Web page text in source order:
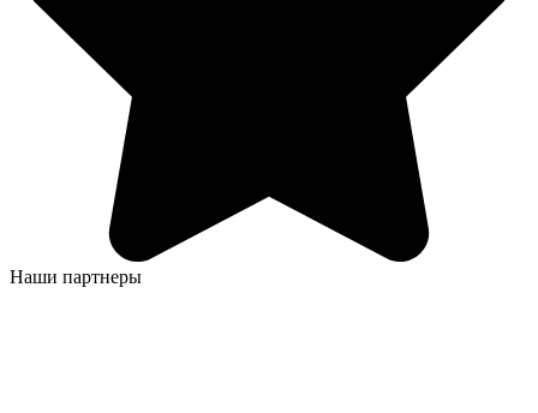
Наши партнеры